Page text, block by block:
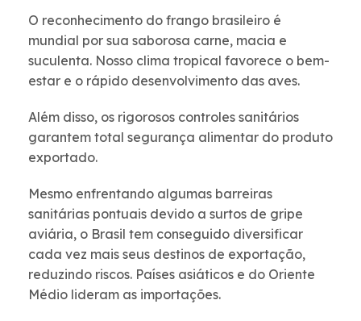
O reconhecimento do frango brasileiro é
mundial por sua saborosa carne, macia e
suculenta. Nosso clima tropical favorece o bem-
estar e o rápido desenvolvimento das aves.
Além disso, os rigorosos controles sanitários
garantem total segurança alimentar do produto
exportado.
Mesmo enfrentando algumas barreiras
sanitárias pontuais devido a surtos de gripe
aviária, o Brasil tem conseguido diversificar
cada vez mais seus destinos de exportação,
reduzindo riscos. Países asiáticos e do Oriente
Médio lideram as importações.